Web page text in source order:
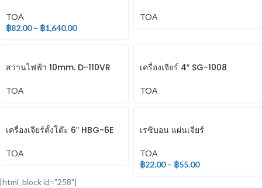
TOA
฿82.00 – ฿1,640.00
TOA
สว่านไฟฟ้า 10mm. D-110VR
TOA
เครื่องเจียร์ 4″ SG-1008
TOA
เครื่องเจียร์ตั้งโต๊ะ 6″ HBG-6E
TOA
เรซิบอน แผ่นเจียร์
TOA
฿22.00 – ฿55.00
[html_block id="258"]